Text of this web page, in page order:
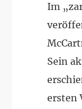
Im
Sein
ersten